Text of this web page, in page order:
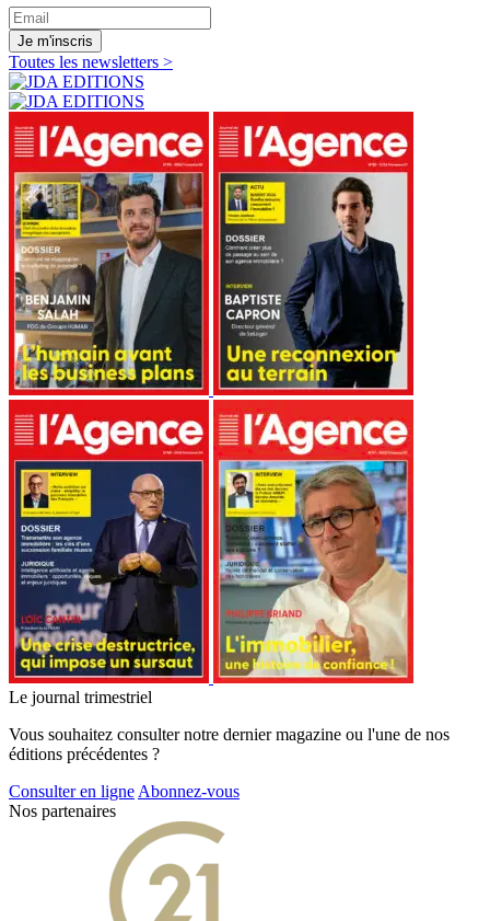
Je m'inscris
Toutes les newsletters >
Le journal trimestriel
Vous souhaitez consulter notre dernier magazine ou l'une de nos
éditions précédentes ?
Consulter en ligne Abonnez-vous
Nos partenaires